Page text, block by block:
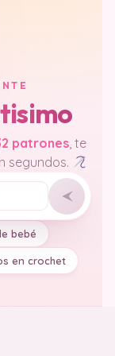
patrones, te
segundos.
bebé
en crochet